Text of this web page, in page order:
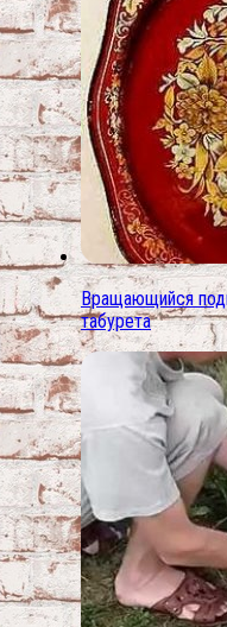
Вращающийся
табурета